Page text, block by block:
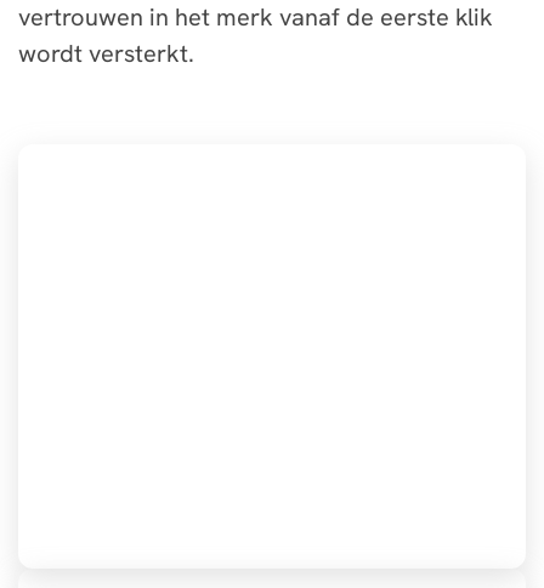
vertrouwen in het merk vanaf de eerste klik
wordt versterkt.